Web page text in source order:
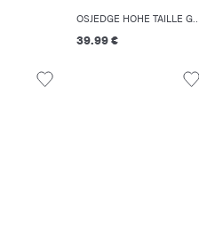
OSJEDGE HOHE TAILLE
39.99 €